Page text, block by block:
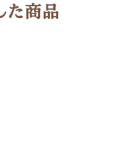
た商品